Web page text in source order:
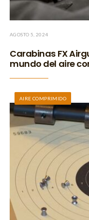
AGOSTO 5, 2024
Carabinas FX
mundo del aire
AIRE COMPRIMIDO